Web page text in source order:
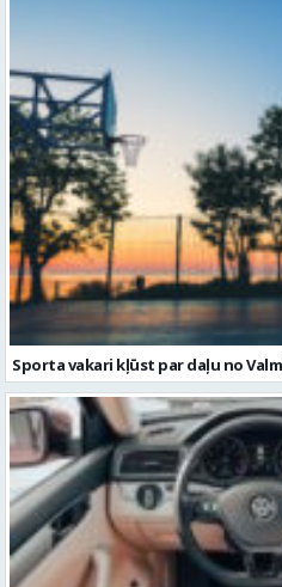
Sporta vakari kļūst par daļu no